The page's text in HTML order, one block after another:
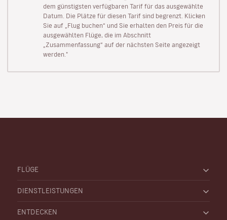
dem günstigsten verfügbaren Tarif für das ausgewählte
Datum. Die Plätze für diesen Tarif sind begrenzt. Klicken
Sie auf „Flug buchen“ und Sie erhalten den Preis für die
ausgewählten Flüge, die im Abschnitt
„Zusammenfassung“ auf der nächsten Seite angezeigt
werden."
FLÜGE
DIENSTLEISTUNGEN
ENTDECKEN